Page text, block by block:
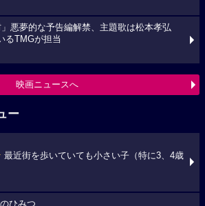
」悪夢的な予告編解禁、主題歌は松本孝弘
るTMGが担当
映画ニュースへ
ー
最近街を歩いていても小さい子（特に3、4歳
ひみつ